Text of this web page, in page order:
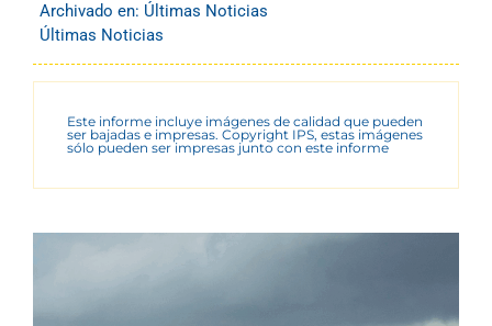
Archivado en: Últimas Noticias
Últimas Noticias
Este informe incluye imágenes de calidad que pueden
ser bajadas e impresas. Copyright IPS, estas imágenes
sólo pueden ser impresas junto con este informe